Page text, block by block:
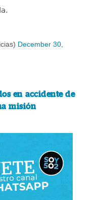
December 30,
en accidente de
misión